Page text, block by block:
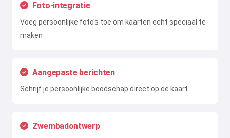
Foto-integratie
Voeg persoonlijke foto's toe om kaarten echt speciaal te
maken
Aangepaste berichten
Schrijf je persoonlijke boodschap direct op de kaart
Zwembadontwerp